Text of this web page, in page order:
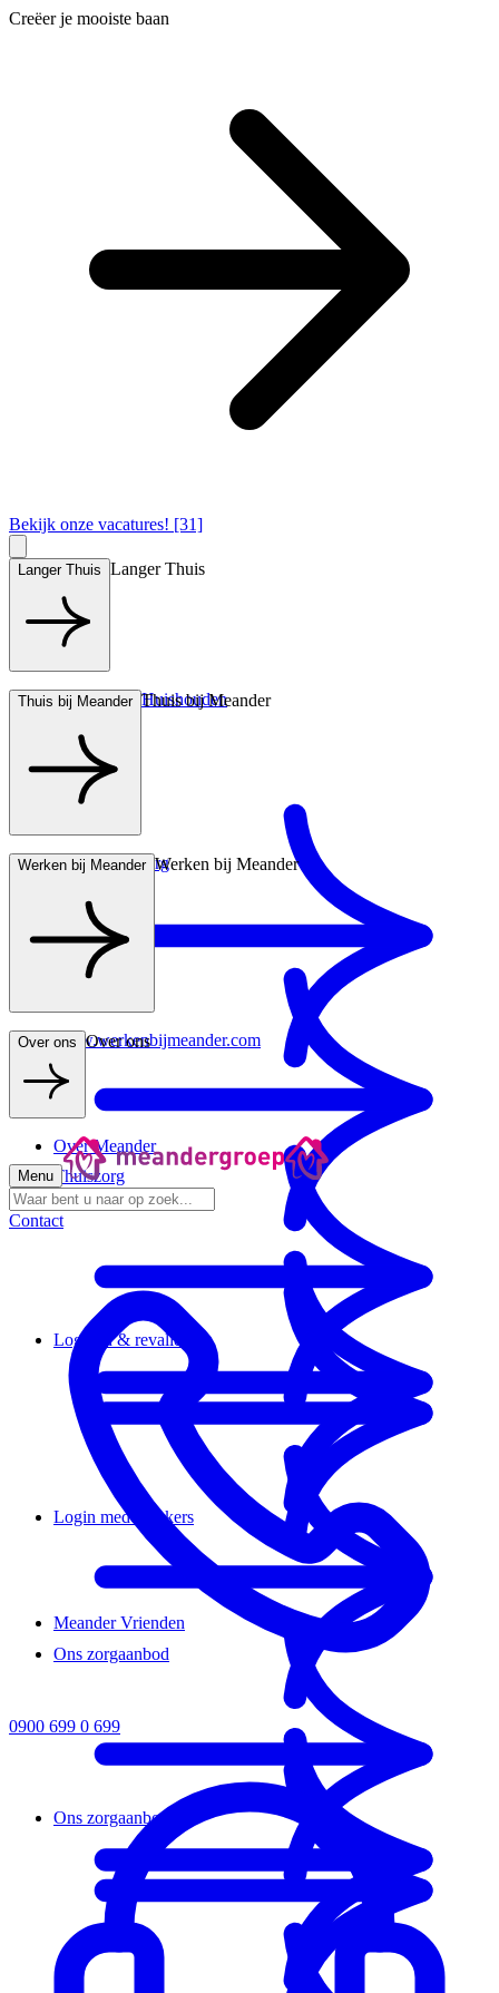
Creëer je mooiste baan
Bekijk onze vacatures! [31]
Langer Thuis Langer Thuis
Hulp bij het Huishouden
Thuiszorg
Ons zorgaanbod
Thuis bij Meander Thuis bij Meander
Wonen met zorg
Logeren & revalideren
Ons zorgaanbod
Werken bij Meander Werken bij Meander
www.werkenbijmeander.com
Login medewerkers
Over ons Over ons
Over Meander
Meander Vrienden
Menu
Contact
0900 699 0 699